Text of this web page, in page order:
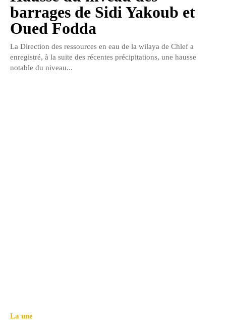
barrages de Sidi Yakoub et
Oued Fodda
La Direction des ressources en eau de la wilaya de Chlef a
enregistré, à la suite des récentes précipitations, une hausse
notable du niveau...
La une